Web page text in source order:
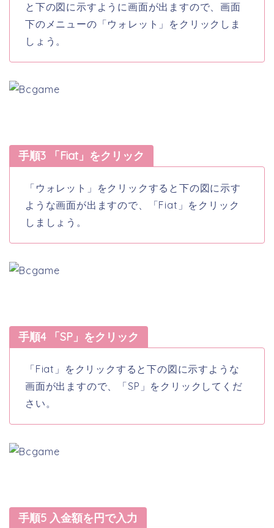
と下の図に示すように画面が出ますので、画面
下のメニューの「ウォレット」をクリックしま
しょう。
手順3 「Fiat」をクリック
「ウォレット」をクリックすると下の図に示す
ような画面が出ますので、「Fiat」をクリック
しましょう。
手順4 「SP」をクリック
「Fiat」をクリックすると下の図に示すような
画面が出ますので、「SP」をクリックしてくだ
さい。
手順5 入金額を円で入力